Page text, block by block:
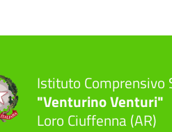
Istituto Comprensivo
"Venturino Venturi"
Loro Ciuffenna (AR)